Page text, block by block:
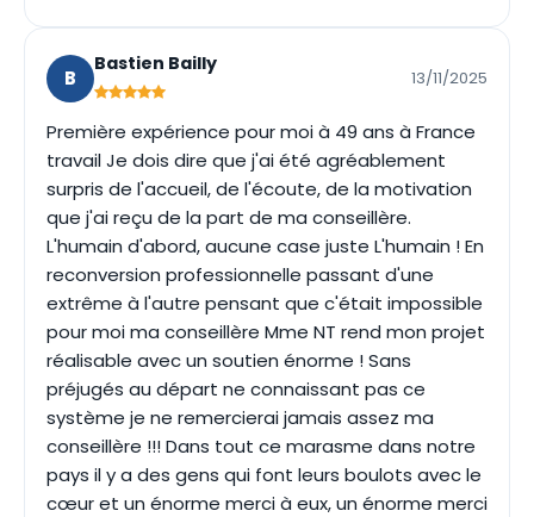
B
Bastien Bailly
13/11/2025
Première expérience pour moi à 49 ans à France
travail Je dois dire que j'ai été agréablement
surpris de l'accueil, de l'écoute, de la motivation
que j'ai reçu de la part de ma conseillère.
L'humain d'abord, aucune case juste L'humain ! En
reconversion professionnelle passant d'une
extrême à l'autre pensant que c'était impossible
pour moi ma conseillère Mme NT rend mon projet
réalisable avec un soutien énorme ! Sans
préjugés au départ ne connaissant pas ce
système je ne remercierai jamais assez ma
conseillère !!! Dans tout ce marasme dans notre
pays il y a des gens qui font leurs boulots avec le
cœur et un énorme merci à eux, un énorme merci